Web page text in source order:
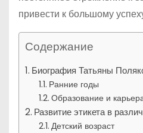
привести к большому
Содержание
Биография Татьяны
Ранние годы
Образование и
Развитие этикета в
Детский возраст